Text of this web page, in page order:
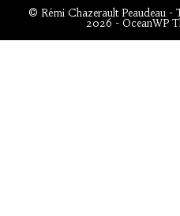
© Rémi Chazerault Peaudeau -
2026 - OceanWP